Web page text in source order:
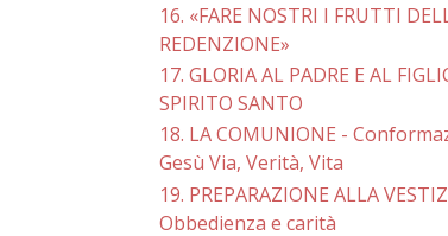
16. «FARE NOSTRI I FRUTTI
REDENZIONE»
17. GLORIA AL PADRE E AL
SPIRITO SANTO
18. LA COMUNIONE -
Gesù Via, Verità, Vita
19. PREPARAZIONE ALLA
Obbedienza e carità